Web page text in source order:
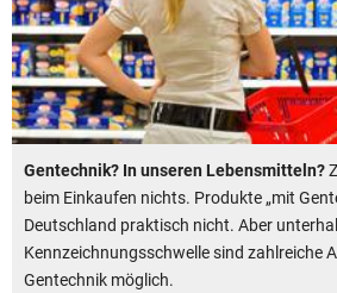
Gentechnik? In unseren Lebensmitteln?
beim Einkaufen nichts. Produkte „mit
Deutschland praktisch nicht. Aber
Kennzeichnungsschwelle sind zahlreiche
Gentechnik möglich.